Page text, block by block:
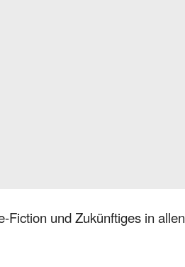
Fiction und Zukünftiges in allen